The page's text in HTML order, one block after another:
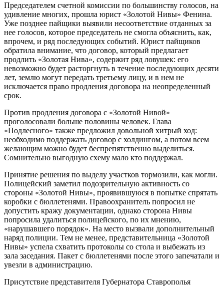
Председателем счетной комиссии по большинству голосов, на
удивление многих, прошла юрист «Золотой Нивы» Фенина.
Уже позднее пайщики выявили несоответствие отданных за
нее голосов, которое председатель не смогла объяснить, как,
впрочем, и ряд последующих событий. Юрист пайщиков
обратила внимание, что договор, который предлагает
продлить «Золотая Нива», содержит ряд ловушек: его
невозможно будет расторгнуть в течение последующих десяти
лет, землю могут передать третьему лицу, и в нем не
исключается право продления договора на неопределенный
срок.
Против продления договора с «Золотой Нивой»
проголосовали больше половины человек. Глава
«Подлесного» также предложил довольной хитрый ход:
необходимо поддержать договор с холдингом, а потом всем
желающим можно будет беспрепятственно выделиться.
Сомнительно выгодную схему мало кто поддержал.
Принятие решения по выделу участков тормозили, как могли.
Полицейский заметил подозрительную активность со
стороны «Золотой Нивы», проявившуюся в попытке спрятать
коробки с бюллетенями. Правоохранитель попросил не
допустить кражу документации, однако сторона Нивы
попросила удалиться полицейского, по их мнению,
«нарушавшего порядок». На место вызвали дополнительный
наряд полиции. Тем не менее, представительница «Золотой
Нивы» успела схватить протоколы со стола и выбежать из
зала заседания. Пакет с бюллетенями после этого запечатали и
увезли в администрацию.
Присутствие представителя Губернатора Ставрополья